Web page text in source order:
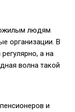
людям
организации. В
а на
волна такой
и